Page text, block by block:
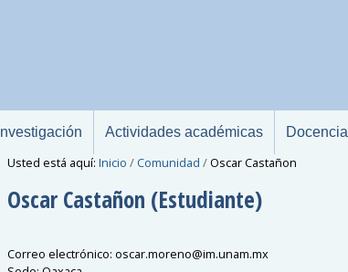
Investigación Actividades académicas Docencia
Usted está aquí: Inicio / Comunidad /Oscar Castañon
Oscar Castañon (Estudiante)
Correo electrónico: oscar.moreno@im.unam.mx